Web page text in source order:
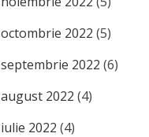
octombrie 2022 (5)
septembrie 2022 (6)
august 2022 (4)
iulie 2022 (4)